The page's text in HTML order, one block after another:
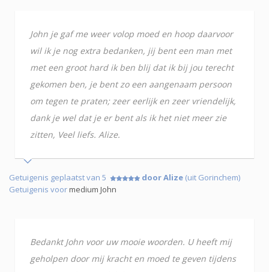
John je gaf me weer volop moed en hoop daarvoor
wil ik je nog extra bedanken, jij bent een man met
met een groot hard ik ben blij dat ik bij jou terecht
gekomen ben, je bent zo een aangenaam persoon
om tegen te praten; zeer eerlijk en zeer vriendelijk,
dank je wel dat je er bent als ik het niet meer zie
zitten, Veel liefs. Alize.
Getuigenis geplaatst van 5 door Alize (uit Gorinchem)
Getuigenis voormedium John
Bedankt John voor uw mooie woorden. U heeft mij
geholpen door mij kracht en moed te geven tijdens